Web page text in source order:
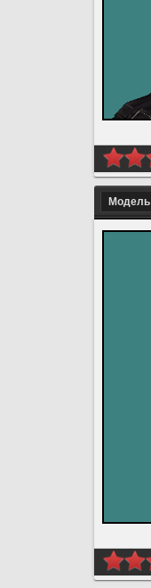
Модель